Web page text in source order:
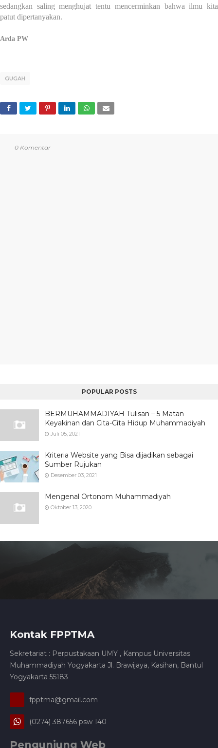
sedangkan saling menghujat tentu mencerminkan bahwa ilmu kita
patut dipertanyakan.
Arda PW
GUGAH
0 Komentar
POPULAR POSTS
BERMUHAMMADIYAH Tulisan – 5 Matan
Keyakinan dan Cita-Cita Hidup Muhammadiyah
Juli 05, 2021
Kriteria Website yang Bisa dijadikan sebagai
Sumber Rujukan
Desember 03, 2021
Mengenal Ortonom Muhammadiyah
Oktober 13, 2020
Kontak FPPTMA
Sekretariat : Perpustakaan UMY , Kampus Universitas
Muhammadiyah Yogyakarta Jl. Brawijaya, Kasihan, Bantul
Yogyakarta 55183
fpptma@gmail.com
(0274) 387656 psw 140
Pengunjung Web